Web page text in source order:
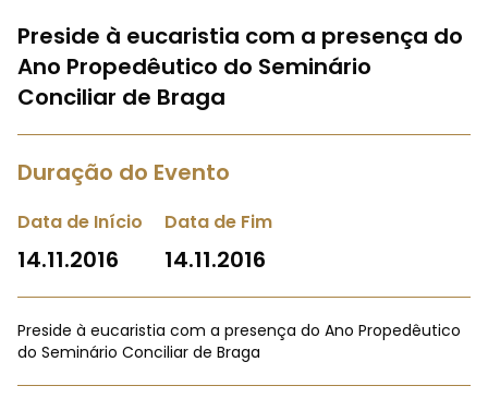
Preside à eucaristia com a presença do
Ano Propedêutico do Seminário
Conciliar de Braga
Duração do Evento
Data de Início
14.11.2016
Data de Fim
14.11.2016
Preside à eucaristia com a presença do Ano Propedêutico
do Seminário Conciliar de Braga